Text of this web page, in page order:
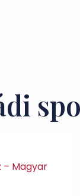
– Magyar